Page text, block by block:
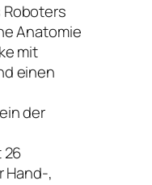
Anatomie
mit
einen
der
26
Hand-,